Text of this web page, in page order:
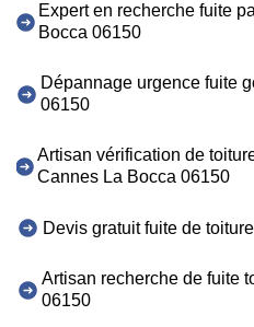
Expert en recherche fuite
Bocca 06150
Dépannage urgence fuite
06150
Artisan vérification de
Cannes La Bocca 06150
Devis gratuit fuite de
Artisan recherche de fuite
06150